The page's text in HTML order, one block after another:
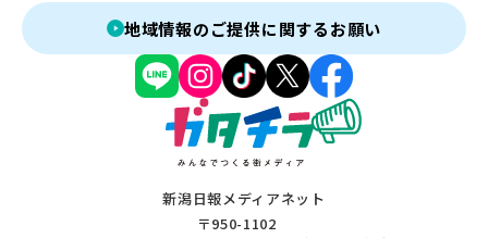
新潟日報メディアネット
〒950-1102
地域情報のご提供に関するお願い